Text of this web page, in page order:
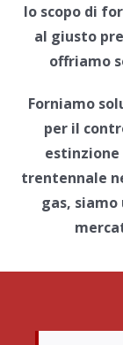
lo scopo di
al giusto
offriamo
Forniamo
per il
estinzione
trentennale
gas,